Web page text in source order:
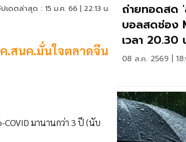
เดตล่าสุด : 15 ม.ค. 66 | 22:13 น.
.สนค.มั่นใจตลาดจีน
มานานกว่า 3 ปี (นับ
ถ่ายทอดสด
บอลสดช่อง
เวลา 20.30
08 ส.ค. 2569 |